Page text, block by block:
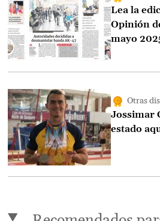
Lea la
Opinión
mayo
Otras
Jossimar
estado